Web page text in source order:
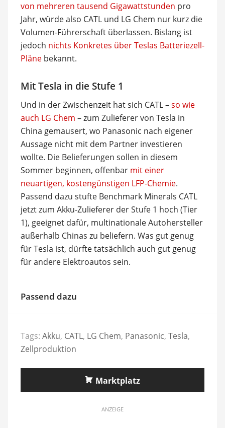
von mehreren tausend Gigawattstunden pro
Jahr, würde also CATL und LG Chem nur kurz die
Volumen-Führerschaft überlassen. Bislang ist
jedoch nichts Konkretes über Teslas Batteriezell-
Plänebekannt.
Mit Tesla in die Stufe 1
Und in der Zwischenzeit hat sich CATL –so wie
auch LG Chem – zum Zulieferer von Tesla in
China gemausert, wo Panasonic nach eigener
Aussage nicht mit dem Partner investieren
wollte. Die Belieferungen sollen in diesem
Sommer beginnen, offenbar mit einer
neuartigen, kostengünstigen LFP-Chemie.
Passend dazu stufte Benchmark Minerals CATL
jetzt zum Akku-Zulieferer der Stufe 1 hoch (Tier
1), geeignet dafür, multinationale Autohersteller
außerhalb Chinas zu beliefern. Was gut genug
für Tesla ist, dürfte tatsächlich auch gut genug
für andere Elektroautos sein.
Passend dazu
Tags: Akku, CATL, LG Chem, Panasonic, Tesla,
Zellproduktion
Marktplatz
ANZEIGE